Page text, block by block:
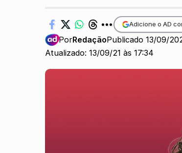
Atualizado: 13/09/21 às 17:34
PorRedaçãoPublicado 13/09/
Adicione o AD